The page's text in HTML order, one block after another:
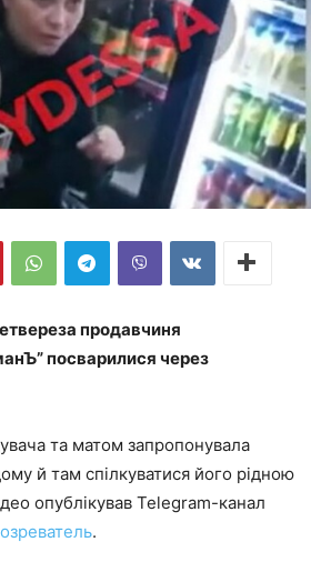
продавчиня
посварилися через
та матом запропонувала
й там спілкуватися його рідною
опублікував Telegram-канал
.